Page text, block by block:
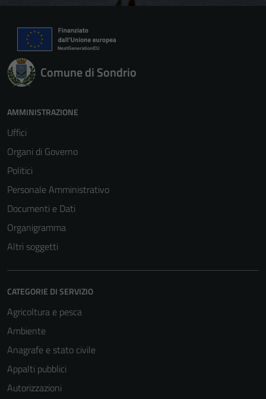
Comune di Sondrio
AMMINISTRAZIONE
Uffici
Organi di Governo
Politici
Personale Amministrativo
Documenti e Dati
Organigramma
Altri soggetti
CATEGORIE DI SERVIZIO
Agricoltura e pesca
Ambiente
Anagrafe e stato civile
Appalti pubblici
Autorizzazioni